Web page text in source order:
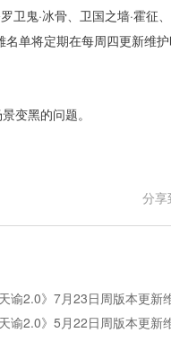
卫鬼·冰骨、卫国之墙·霍征
单将定期在每周四更新维护
变黑的问题。
分享